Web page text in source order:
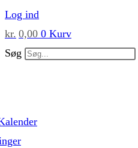
Skip
to
content
Log ind
kr. 0,00 0 Kurv
Søg